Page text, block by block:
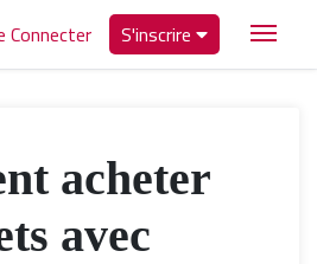
Connecter S'inscrire
acheter
avec